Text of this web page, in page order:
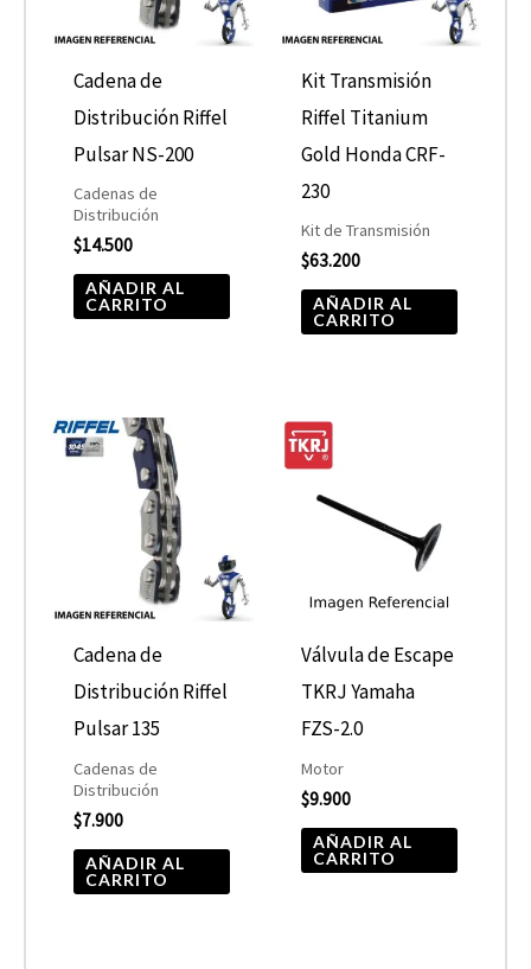
Cadena de
Distribución Riffel
Pulsar NS-200
Cadenas de
Distribución
$14.500
AÑADIR AL
CARRITO
Kit Transmisión
Riffel Titanium
Gold Honda CRF-
230
Kit de Transmisión
$63.200
AÑADIR AL
CARRITO
Cadena de
Distribución Riffel
Pulsar 135
Cadenas de
Distribución
$7.900
AÑADIR AL
CARRITO
Válvula de Escape
TKRJ Yamaha
FZS-2.0
Motor
$9.900
AÑADIR AL
CARRITO